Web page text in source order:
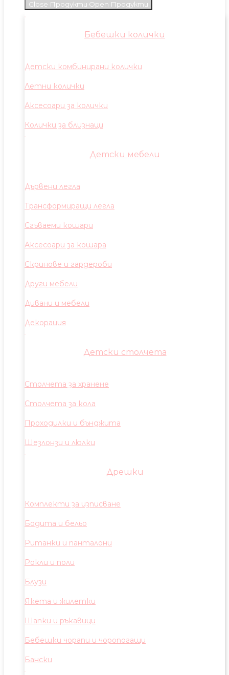
Close Продукти Open Продукти
Бебешки колички
Детски комбинирани колички
Летни колички
Аксесоари за колички
Колички за близнаци
Детски мебели
Дървени легла
Трансформиращи легла
Сгъваеми кошари
Аксесоари за кошара
Скринове и гардероби
Други мебели
Дивани и мебели
Декорация
Детски столчета
Столчета за хранене
Столчета за кола
Проходилки и бънджита
Шезлонзи и люлки
Дрешки
Комплекти за изписване
Бодита и бельо
Ританки и панталони
Рокли и поли
Блузи
Якета и жилетки
Шапки и ръкавици
Бебешки чорапи и чоропогащи
Бански